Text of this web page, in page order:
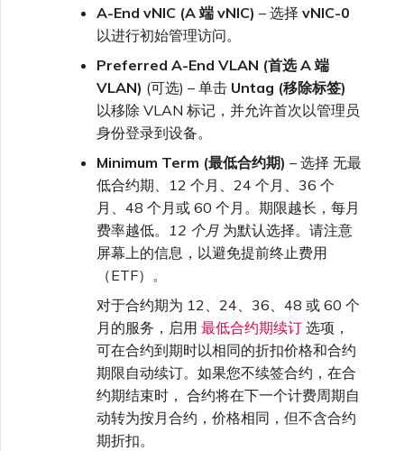
A-End vNIC (A 端 vNIC) – 选择 vNIC-0
以进行初始管理访问。
Preferred A-End VLAN (首选 A 端
VLAN) (可选) – 单击 Untag (移除标签)
以移除 VLAN 标记，并允许首次以管理员
身份登录到设备。
Minimum Term (最低合约期) – 选择 无最
低合约期、12 个月、24 个月、36 个
月、48 个月或 60 个月。期限越长，每月
费率越低。 12 个月 为默认选择。请注意
屏幕上的信息，以避免提前终止费用
（ETF）。
对于合约期为 12、24、36、48 或 60 个
月的服务，启用 最低合约期续订 选项，
可在合约到期时以相同的折扣价格和合约
期限自动续订。如果您不续签合约，在合
约期结束时， 合约将在下一个计费周期自
动转为按月合约，价格相同，但不含合约
期折扣。